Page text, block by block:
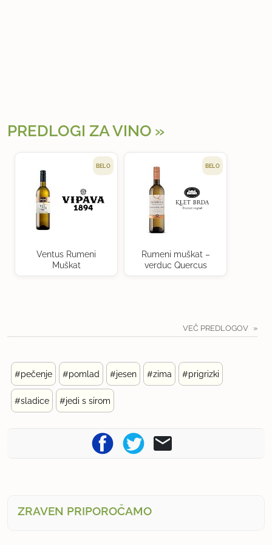
PREDLOGI ZA VINO
BELO
Ventus Rumeni
Muškat
BELO
Rumeni muškat –
verduc Quercus
VEČ PREDLOGOV
#pečenje #pomlad #jesen #zima #prigrizki
#sladice #jedi s sirom
ZRAVEN PRIPOROČAMO